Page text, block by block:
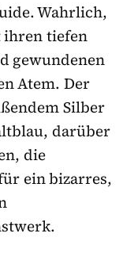
Wahrlich,
ihren tiefen
gewundenen
Atem. Der
Silber
darüber
die
ein bizarres,